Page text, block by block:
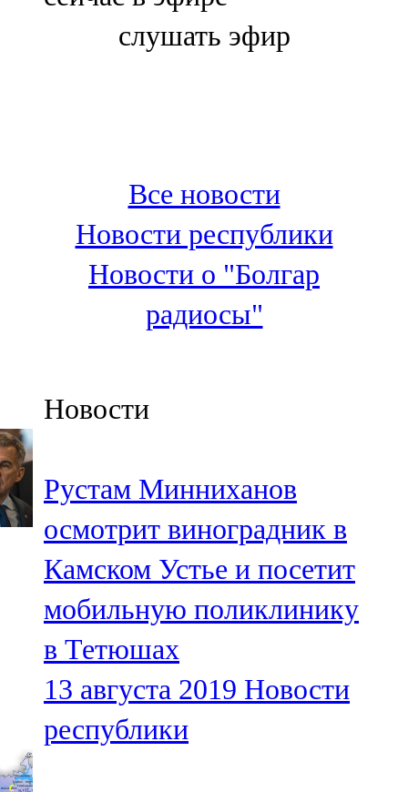
100,3 FM
Зәй
106,6 FM
Кадыбаш
105,2 FM
91,5 FM
106,1 FM
Кама тамагы
71,51 FM
Кукмара
107,9 FM
Лениногорский
102,1 FM
слушать эфир
Все новости
Новости республики
Новости о "Болгар
радиосы"
Новости
Рустам Минниханов
осмотрит виноградник в
Камском Устье и посетит
мобильную поликлинику
в Тетюшах
13 августа 2019 Новости
республики